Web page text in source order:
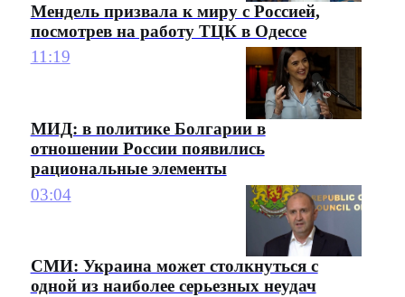
Мендель призвала к миру с Россией,
посмотрев на работу ТЦК в Одессе
11:19
МИД: в политике Болгарии в
отношении России появились
рациональные элементы
03:04
СМИ: Украина может столкнуться с
одной из наиболее серьезных неудач